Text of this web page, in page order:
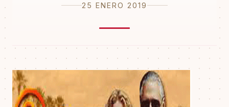
25 ENERO 2019